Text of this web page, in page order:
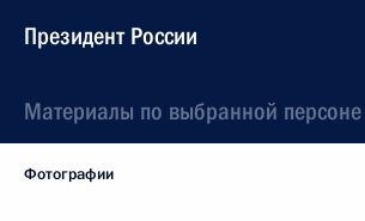
Президент России
Материалы по выбранной персоне
Фотографии